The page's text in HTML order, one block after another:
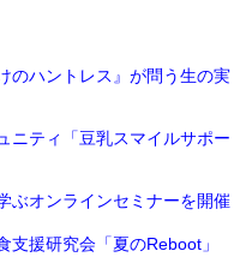
のハントレス』が問う生の実
ニティ「豆乳スマイルサポー
ぶオンラインセミナーを開催
支援研究会「夏のReboot」